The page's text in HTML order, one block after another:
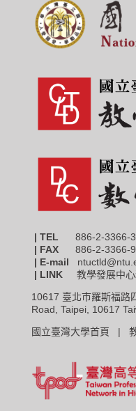
| TEL 886-2-3366-
| FAX
886-2-3366-
| E-mail
| LINK 教學發展中
10617 臺北市羅斯福路
Road, Taipei, 10617
國立臺灣大學首頁 |